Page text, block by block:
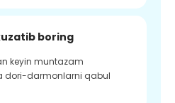
boring
keyin muntazam
dori-darmonlarni qabul